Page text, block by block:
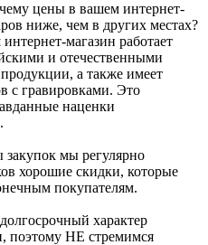
цены в вашем интернет-
ниже, чем в других местах?
магазин работает
и отечественными
а также имеет
с гравировками. Это
наценки
мы регулярно
хорошие скидки, которые
покупателям.
характер
поэтому НЕ стремимся